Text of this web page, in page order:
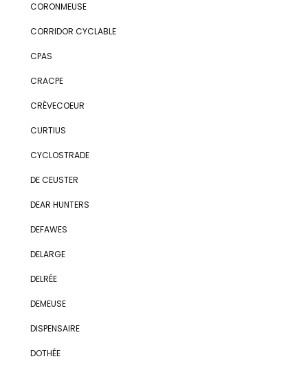
CORONMEUSE
CORRIDOR CYCLABLE
CPAS
CRACPE
CRÈVECOEUR
CURTIUS
CYCLOSTRADE
DE CEUSTER
DEAR HUNTERS
DEFAWES
DELARGE
DELRÉE
DEMEUSE
DISPENSAIRE
DOTHÉE